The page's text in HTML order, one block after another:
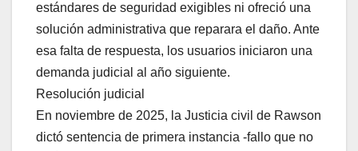
estándares de seguridad exigibles ni ofreció una
solución administrativa que reparara el daño. Ante
esa falta de respuesta, los usuarios iniciaron una
demanda judicial al año siguiente.
Resolución judicial
En noviembre de 2025, la Justicia civil de Rawson
dictó sentencia de primera instancia -fallo que no